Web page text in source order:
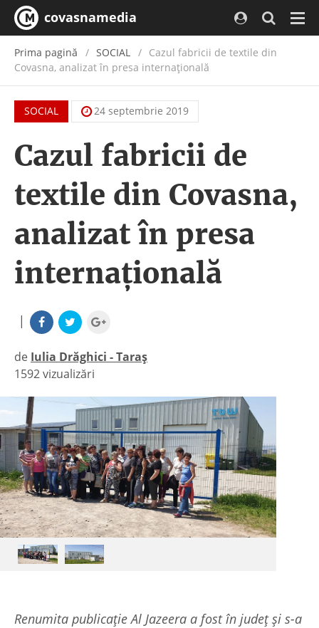
covasnamedia
Prima pagină SOCIAL
Cazul fabricii de textile din
Covasna, analizat în presa internațională
SOCIAL 24 septembrie 2019
Cazul fabricii de
textile din Covasna,
analizat în presa
internațională
|
de Iulia Drăghici - Taraș
|
1592 vizualizări
Renumita publicație Al Jazeera a fost în județ și s-a